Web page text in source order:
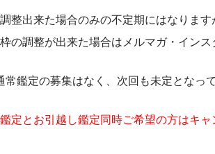
整出来た場合のみの不定期にはなります
の調整が出来た場合はメルマガ・インス
常鑑定の募集はなく、次回も未定となっ
定とお引越し鑑定同時ご希望の方はキャ